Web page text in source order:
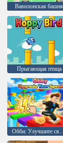
Вавилонская башня
Прыгающая птица